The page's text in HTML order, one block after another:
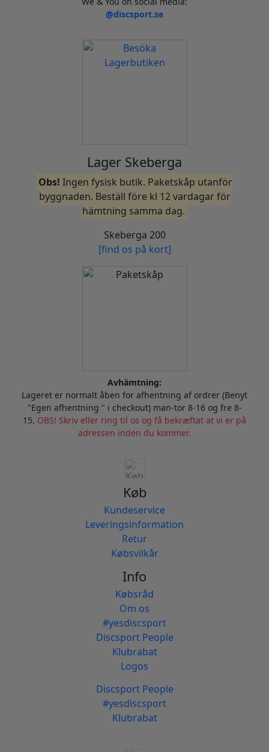
@discsport.se
Lager Skeberga
Obs! Ingen fysisk butik. Paketskåp utanför
byggnaden. Beställ före kl 12 vardagar för
hämtning samma dag.
Skeberga 200
[find os på kort]
Avhämtning:
Lageret er normalt åben for afhentning af ordrer (Benyt
"Egen afhentning " i checkout) man-tor 8-16 og fre 8-
15. OBS! Skriv eller ring til os og få bekræftat at vi er på
adressen inden du kommer.
Køb
Kundeservice
Leveringsinformation
Retur
Købsvilkår
Info
Købsråd
Om os
#yesdiscsport
Discsport People
Klubrabat
Logos
Discsport People
#yesdiscsport
Klubrabat